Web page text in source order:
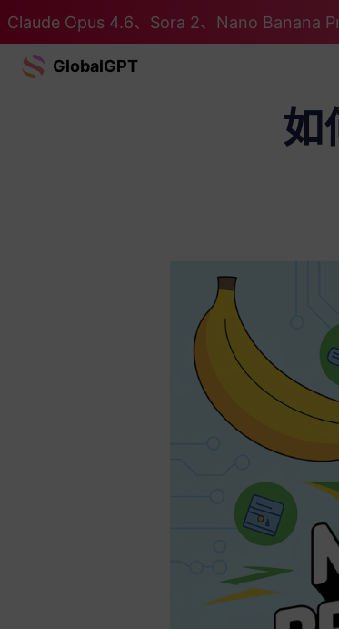
Claude Opus 4.6、Sora 2、Nano Banana
GlobalGPT
如